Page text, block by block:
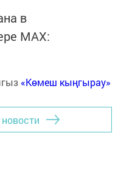
в
MАХ:
«Көмеш кыңгырау»